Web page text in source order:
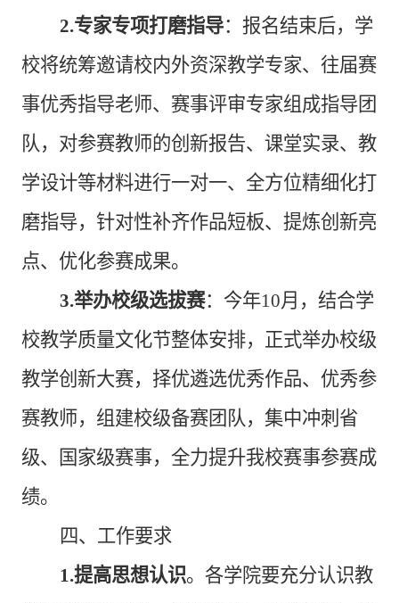
2.专家专项打磨指导：报名结束后，学
校将统筹邀请校内外资深教学专家、往届赛
事优秀指导老师、赛事评审专家组成指导团
队，对参赛教师的创新报告、课堂实录、教
学设计等材料进行一对一、全方位精细化打
磨指导，针对性补齐作品短板、提炼创新亮
点、优化参赛成果。
3.举办校级选拔赛：今年10月，结合学
校教学质量文化节整体安排，正式举办校级
教学创新大赛，择优遴选优秀作品、优秀参
赛教师，组建校级备赛团队，集中冲刺省
级、国家级赛事，全力提升我校赛事参赛成
绩。
四、工作要求
1.提高思想认识。各学院要充分认识教